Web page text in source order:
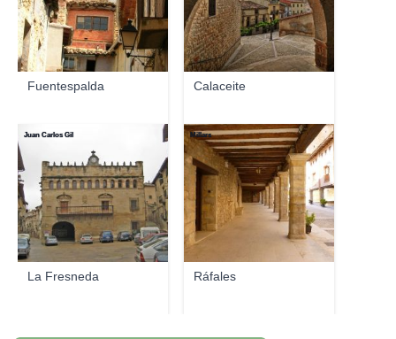
Fuentespalda Calaceite
La Fresneda
Juan Carlos Gil
Ráfales
Millars